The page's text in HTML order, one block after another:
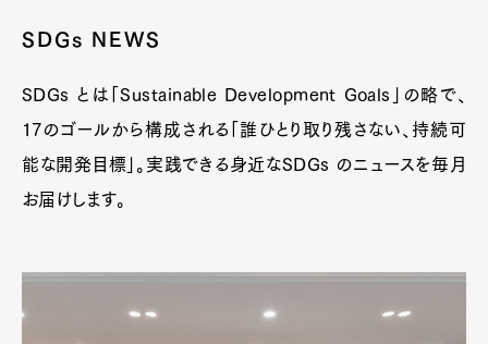
SDGs NEWS
SDGs とは「Sustainable Development Goals」の略で、
17のゴールから構成される「誰ひとり取り残さない、持続可
能な開発目標」。実践できる身近なSDGs のニュースを毎月
お届けします。